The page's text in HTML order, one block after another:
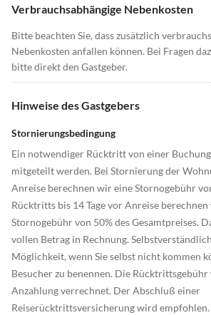
Verbrauchsabhängige Nebenkosten
Bitte beachten Sie, dass zusätzlich
Nebenkosten anfallen können. Bei Fragen
bitte direkt den Gastgeber.
Hinweise des Gastgebers
Stornierungsbedingung
Ein notwendiger Rücktritt von einer
mitgeteilt werden. Bei Stornierung der
Anreise berechnen wir eine Stornogebühr
Rücktritts bis 14 Tage vor Anreise
Stornogebühr von 50% des Gesamtpreises.
vollen Betrag in Rechnung.
Möglichkeit, wenn Sie selbst nicht kommen
Besucher zu benennen. Die
Anzahlung verrechnet. Der Abschluß einer
Reiserücktrittsversicherung wird empfohlen.